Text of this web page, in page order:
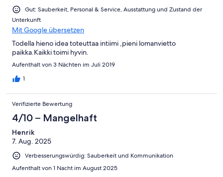
Gut: Sauberkeit, Personal & Service, Ausstattung und Zustand der
Unterkunft
Mit Google übersetzen
Todella hieno idea toteuttaa intiimi ,pieni lomanvietto
paikka.Kaikki toimi hyvin.
Aufenthalt von 3 Nächten im Juli 2019
1
Verifizierte Bewertung
4/10 – Mangelhaft
Henrik
7. Aug. 2025
Verbesserungswürdig: Sauberkeit und Kommunikation
Aufenthalt von 1 Nacht im August 2025